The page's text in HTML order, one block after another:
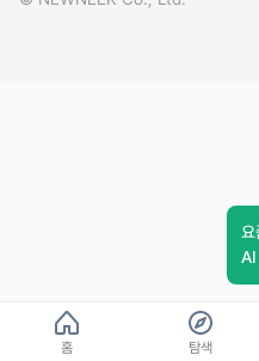
홈 탐색
요
AI